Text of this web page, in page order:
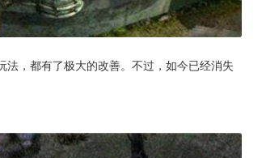
法，都有了极大的改善。不过，如今已经消失